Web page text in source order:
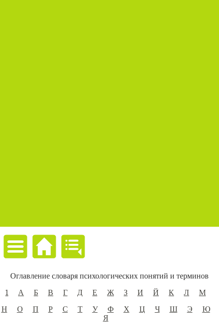
Оглавление словаря психологических понятий и терминов
1
А Б В Г Д Е Ж З И Й К Л
М
Н
О П Р С Т У Ф Х Ц Ч Ш Э
Ю
Я